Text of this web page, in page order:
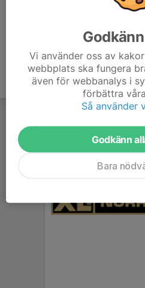
Vi använder oss av
webbplats ska fungera
även för webbanalys i
förbättra
Så använder
Godkänn
Bara